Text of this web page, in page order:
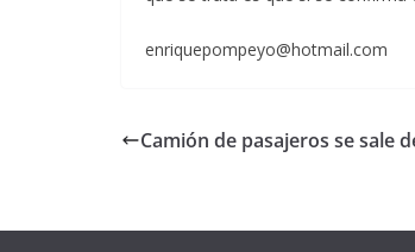
enriquepompeyo@hotmail.com
Camión de pasajeros se sale